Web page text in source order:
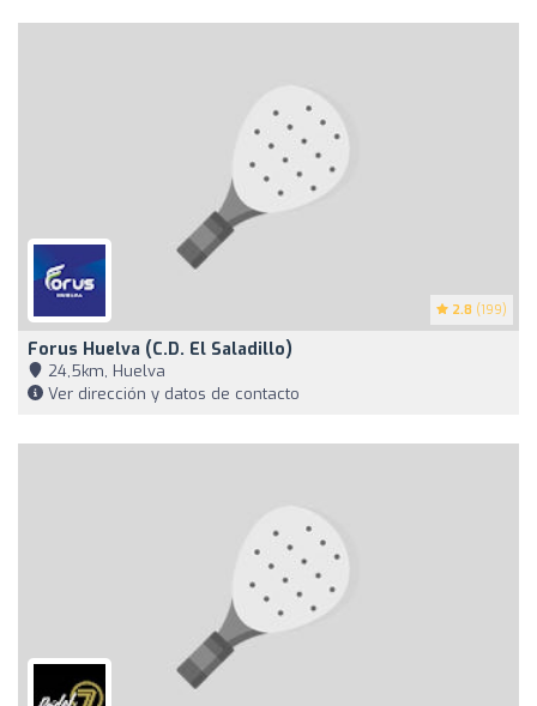
2.8 (199)
Forus Huelva (C.D. El Saladillo)
24,5km, Huelva
Ver dirección y datos de contacto